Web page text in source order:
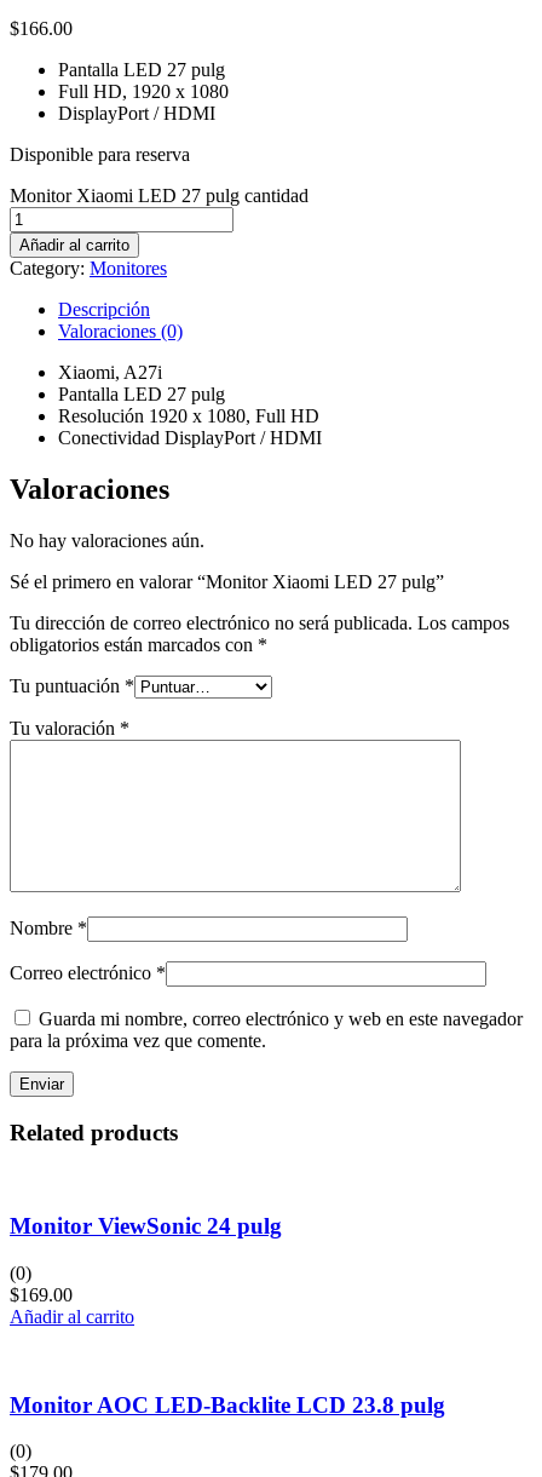
$166.00
Pantalla LED 27 pulg
Full HD, 1920 x 1080
DisplayPort / HDMI
Disponible para reserva
Monitor Xiaomi LED 27 pulg cantidad
Añadir al carrito
Category: Monitores
Descripción
Valoraciones (0)
Xiaomi, A27i
Pantalla LED 27 pulg
Resolución 1920 x 1080, Full HD
Conectividad DisplayPort / HDMI
Valoraciones
No hay valoraciones aún.
Sé el primero en valorar “Monitor Xiaomi LED 27 pulg”
Tu dirección de correo electrónico no será publicada. Los campos
obligatorios están marcados con *
Tu puntuación *
Tu valoración *
Nombre *
Correo electrónico *
Guarda mi nombre, correo electrónico y web en este navegador
para la próxima vez que comente.
Related products
Monitor ViewSonic 24 pulg
(0)
$169.00
Añadir al carrito
Monitor AOC LED-Backlite LCD 23.8 pulg
(0)